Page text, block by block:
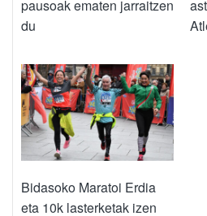
pausoak ematen jarraitzen
du
Bidasoko Maratoi Erdia
eta 10k lasterketak izen